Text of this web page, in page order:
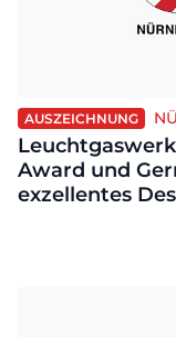
AUSZEICHNUNG
Award und
exzellentes